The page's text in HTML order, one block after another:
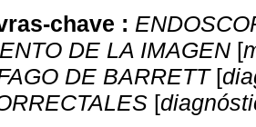
chave :
DE LA IMAGEN [
DE BARRETT[
[